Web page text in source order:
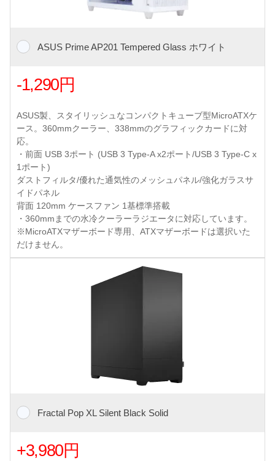
ASUS Prime AP201 Tempered Glass ホワイト
-1,290円
ASUS製、スタイリッシュなコンパクトキューブ型MicroATXケ
ース。360mmクーラー、338mmのグラフィックカードに対
応。
・前面 USB 3ポート (USB 3 Type-A x2ポート/USB 3 Type-C x
1ポート)
ダストフィルタ/優れた通気性のメッシュパネル/強化ガラスサ
イドパネル
背面 120mm ケースファン 1基標準搭載
・360mmまでの水冷クーラーラジエータに対応しています。
※MicroATXマザーボード専用、ATXマザーボードは選択いた
だけません。
Fractal Pop XL Silent Black Solid
+3,980円